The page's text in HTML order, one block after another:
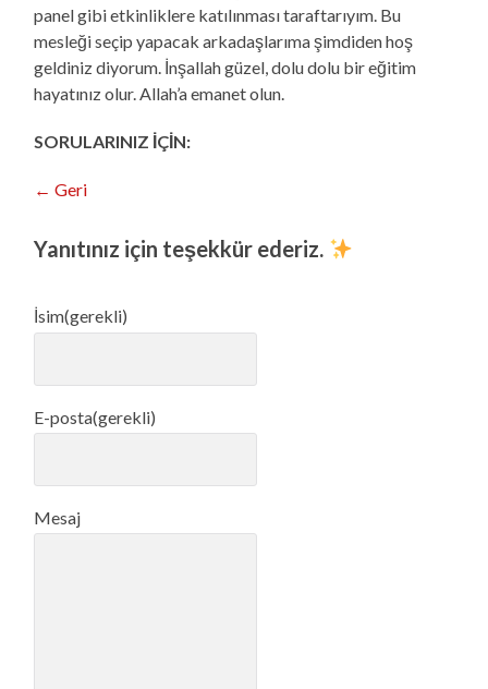
panel gibi etkinliklere katılınması taraftarıyım. Bu
mesleği seçip yapacak arkadaşlarıma şimdiden hoş
geldiniz diyorum. İnşallah güzel, dolu dolu bir eğitim
hayatınız olur. Allah’a emanet olun.
SORULARINIZ İÇİN:
← Geri
Yanıtınız için teşekkür ederiz.
İsim(gerekli)
E-posta(gerekli)
Mesaj